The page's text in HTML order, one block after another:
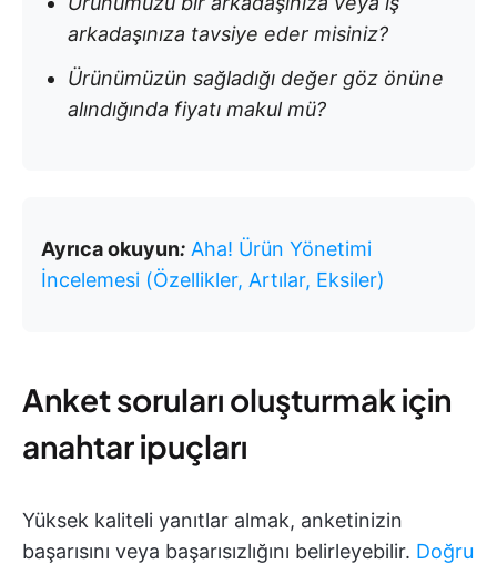
arkadaşınıza tavsiye eder misiniz?
Ürünümüzün sağladığı değer göz önüne
alındığında fiyatı makul mü?
Ayrıca okuyun: Aha! Ürün Yönetimi
İncelemesi (Özellikler, Artılar, Eksiler)
Anket soruları oluşturmak için
anahtar ipuçları
Yüksek kaliteli yanıtlar almak, anketinizin
başarısını veya başarısızlığını belirleyebilir. Doğru